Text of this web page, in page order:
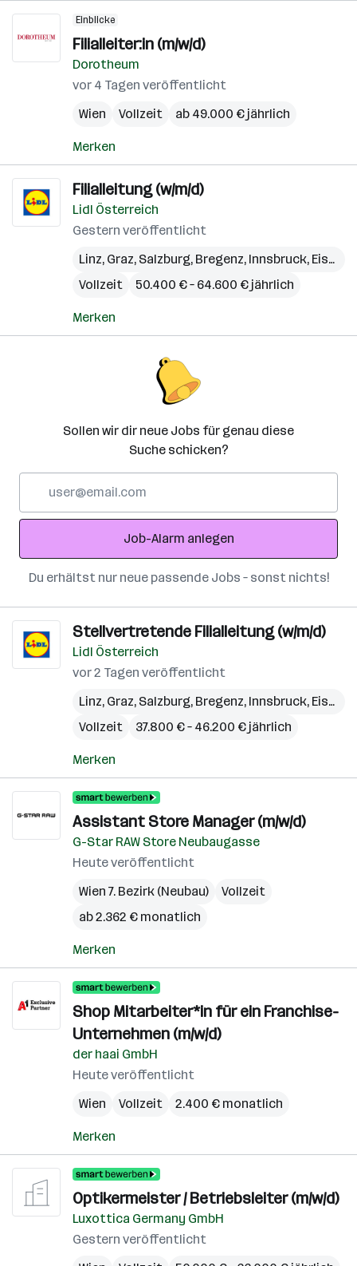
Einblicke
Filialleiter:in (m/w/d)
Dorotheum
vor 4 Tagen veröffentlicht
Wien
Vollzeit ab 49.000 € jährlich
Merken
Filialleitung (w/m/d)
Lidl Österreich
Gestern veröffentlicht
Linz, Graz, Salzburg, Bregenz, Innsbruck, Eisenstadt
Vollzeit
50.400 € – 64.600 € jährlich
Merken
Sollen wir dir neue Jobs für genau diese
Suche schicken?
Adresse
Job-Alarm anlegen
Du erhältst nur neue passende Jobs – sonst nichts!
Stellvertretende Filialleitung (w/m/d)
Lidl Österreich
vor 2 Tagen veröffentlicht
Linz, Graz, Salzburg, Bregenz, Innsbruck, Eisenstadt
Vollzeit
37.800 € – 46.200 € jährlich
Merken
Assistant Store Manager (m/w/d)
G-Star RAW Store Neubaugasse
Heute veröffentlicht
Wien 7. Bezirk (Neubau)
Vollzeit
ab 2.362 € monatlich
Merken
Shop Mitarbeiter*in für ein Franchise-
Unternehmen (m/w/d)
der haai GmbH
Heute veröffentlicht
Wien
Vollzeit 2.400 € monatlich
Merken
Optikermeister / Betriebsleiter (m/w/d)
Luxottica Germany GmbH
Gestern veröffentlicht